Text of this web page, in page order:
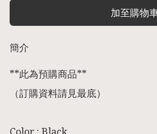
加至購物
簡介
**此為預購商品**
（訂購資料請見最底）